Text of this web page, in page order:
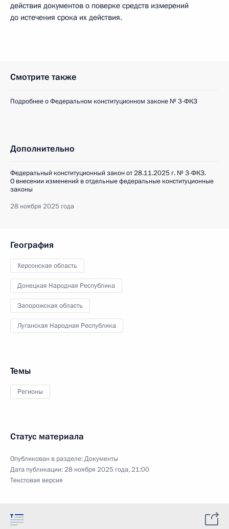
действия документов о поверке средств измерений
до истечения срока их действия.
Смотрите также
Подробнее о Федеральном конституционном законе № 3-ФКЗ
Дополнительно
Федеральный конституционный закон от 28.11.2025 г. № 3-ФКЗ.
О внесении изменений в отдельные федеральные конституционные
законы
28 ноября 2025 года
География
Херсонская область
Донецкая Народная Республика
Запорожская область
Луганская Народная Республика
Темы
Регионы
Статус материала
Опубликован в разделе:Документы
Дата публикации:28 ноября 2025 года, 21:00
Текстовая версия